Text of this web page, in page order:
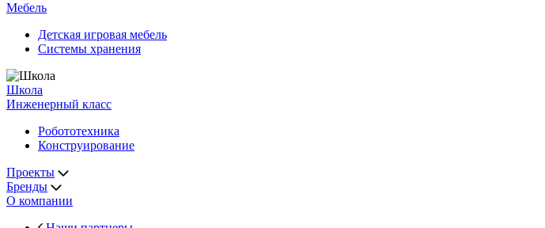
Мебель
Детская игровая мебель
Системы хранения
Школа
Инженерный класс
Робототехника
Конструирование
Проекты
Бренды
О компании